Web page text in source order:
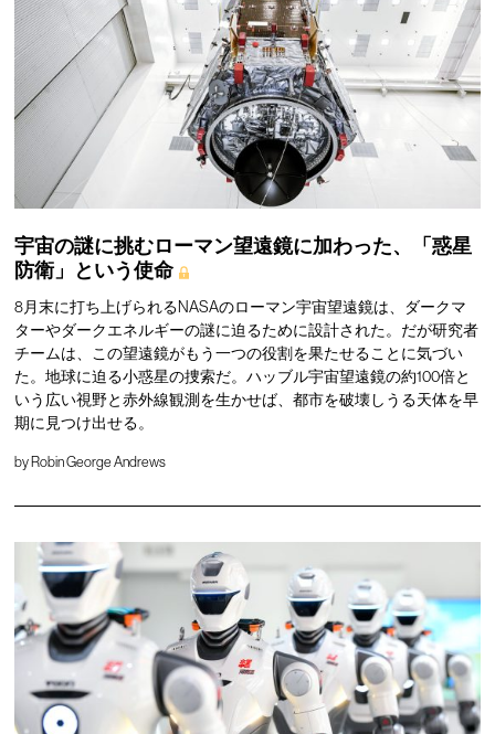
宇宙の謎に挑むローマン望遠鏡に加わった、「惑星
防衛」という使命
8月末に打ち上げられるNASAのローマン宇宙望遠鏡は、ダークマ
ターやダークエネルギーの謎に迫るために設計された。だが研究者
チームは、この望遠鏡がもう一つの役割を果たせることに気づい
た。地球に迫る小惑星の捜索だ。ハッブル宇宙望遠鏡の約100倍と
いう広い視野と赤外線観測を生かせば、都市を破壊しうる天体を早
期に見つけ出せる。
by Robin George Andrews